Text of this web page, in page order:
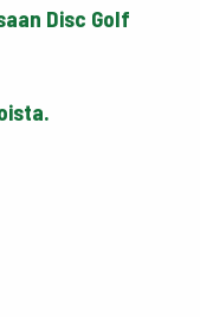
Disc Golf